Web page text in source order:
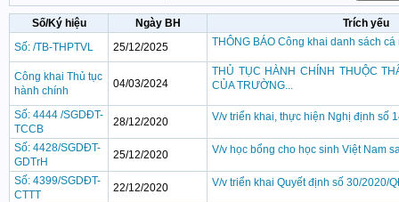
Số/Ký hiệu Ngày BH
Trích yếu
Số: /TB-THPTVL
25/12/2025 THÔNG BÁO Công khai danh sách
Công khai Thủ tục
hành chính
04/03/2024
THỦ TỤC HÀNH CHÍNH THUỘC
CỦA TRƯỜNG...
Số: 4444 /SGDĐT-
TCCB
28/12/2020 V/v triển khai, thực hiện Nghị định số
Số: 4428/SGDĐT-
GDTrH
25/12/2020 V/v học bổng cho học sinh Việt Nam
Số: 4399/SGDĐT-
CTTT
22/12/2020 V/v triển khai Quyết định số 30/2020/